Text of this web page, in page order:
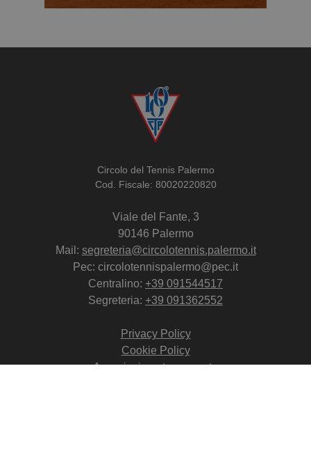
Circolo del Tennis Palermo
Cod. Fiscale: 80020220820
Viale del Fante, 3
90146 Palermo
Mail: segreteria@circolotennis.palermo.it
Pec: circolotennispalermo@pec.it
Centralino: +39 091544517
Segreteria: +39 091362552
Privacy Policy
Cookie Policy
Associazione trasparente